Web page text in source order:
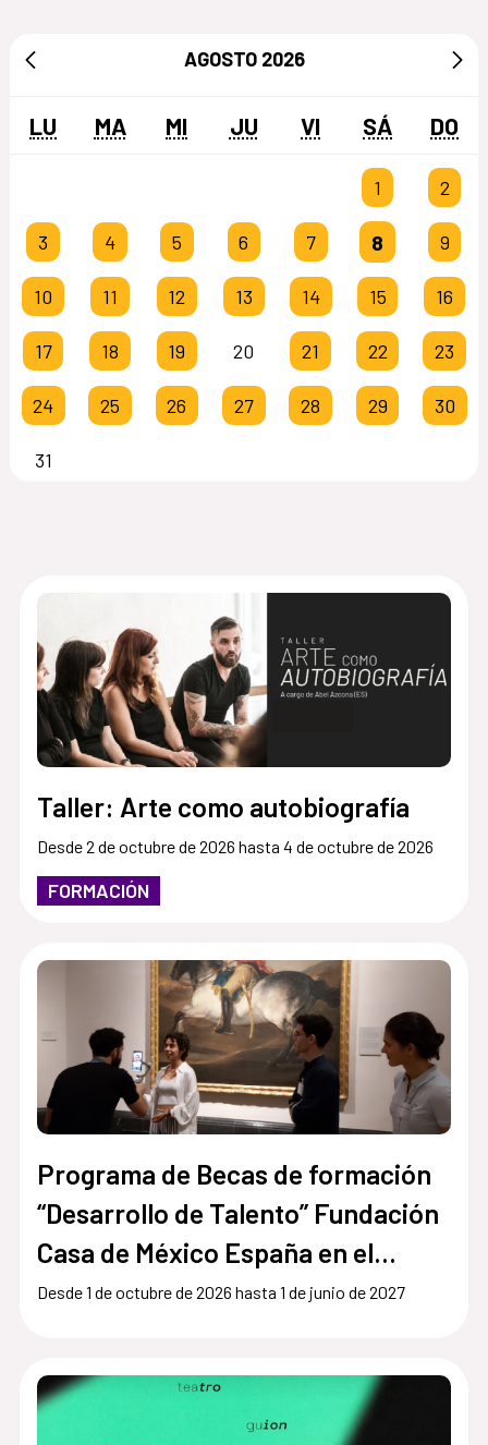
Taller: Arte como autobiografía
Desde 2 de octubre de 2026 hasta 4 de octubre de 2026
FORMACIÓN
Programa de Becas de formación
“Desarrollo de Talento” Fundación
Casa de México España en el
Museo del Prado
Desde 1 de octubre de 2026 hasta 1 de junio de 2027
AGOSTO 2026
LU MA MI JU VI SÁ DO
1 2
3 4 5 6 7 8 9
10 11 12 13 14 15 16
17 18 19 20 21 22 23
24 25 26 27 28 29 30
31